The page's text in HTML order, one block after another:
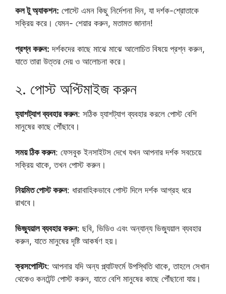
কল টু অ্যাকশন: পোস্টে এমন কিছু নির্দেশনা দিন, যা দর্শক-শ্রোতাকে
সক্রিয় করে। যেমন- শেয়ার করুন, মতামত জানান!
প্রশ্ন করুন: দর্শকদের কাছে মাঝে মাঝে আলোচিত বিষয়ে প্রশ্ন করুন,
যাতে তারা উত্তর দেয় ও আলোচনা করে।
২. পোস্ট অপ্টিমাইজ করুন
হ্যাশট্যাগ ব্যবহার করুন: সঠিক হ্যাশট্যাগ ব্যবহার করলে পোস্ট বেশি
মানুষের কাছে পৌঁছাবে।
সময় ঠিক করুন: ফেসবুক ইনসাইটস দেখে যখন আপনার দর্শক সবচেয়ে
সক্রিয় থাকে, তখন পোস্ট করুন।
নিয়মিত পোস্ট করুন: ধারাবাহিকভাবে পোস্ট দিলে দর্শক আগ্রহ ধরে
রাখবে।
ভিজ্যুয়াল ব্যবহার করুন: ছবি, ভিডিও এবং অন্যান্য ভিজ্যুয়াল ব্যবহার
করুন, যাতে মানুষের দৃষ্টি আকর্ষণ হয়।
ক্রসপোস্টিং: আপনার যদি অন্য প্ল্যাটফর্মে উপস্থিতি থাকে, তাহলে সেখান
থেকেও কনটেন্ট পোস্ট করুন, যাতে বেশি মানুষের কাছে পৌঁছানো যায়।